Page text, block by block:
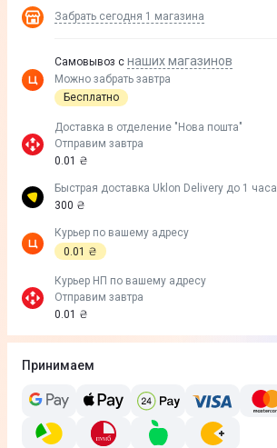
Забрать сегодня 1 магазина
Самовывоз с наших магазинов
Можно забрать завтра
Бесплатно
Доставка в отделение "Нова пошта"
Отправим завтра
0.01 ₴
Быстрая доставка Uklon Delivery до 1 часа
300 ₴
Курьер по вашему адресу
0.01 ₴
Курьер НП по вашему адресу
Отправим завтра
0.01 ₴
Принимаем